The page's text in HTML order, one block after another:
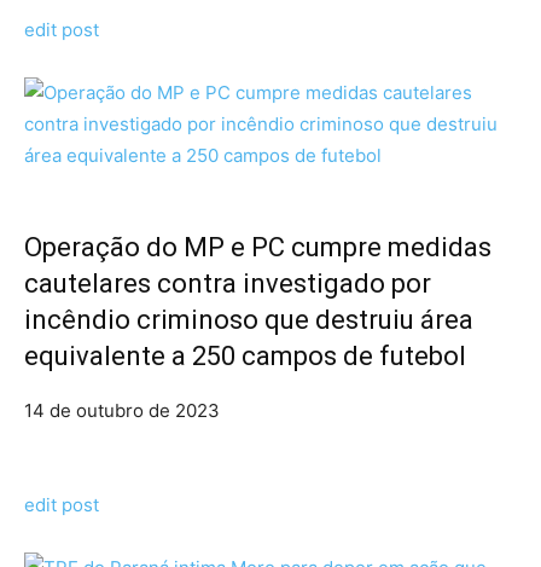
edit post
Operação do MP e PC cumpre medidas
cautelares contra investigado por
incêndio criminoso que destruiu área
equivalente a 250 campos de futebol
14 de outubro de 2023
edit post